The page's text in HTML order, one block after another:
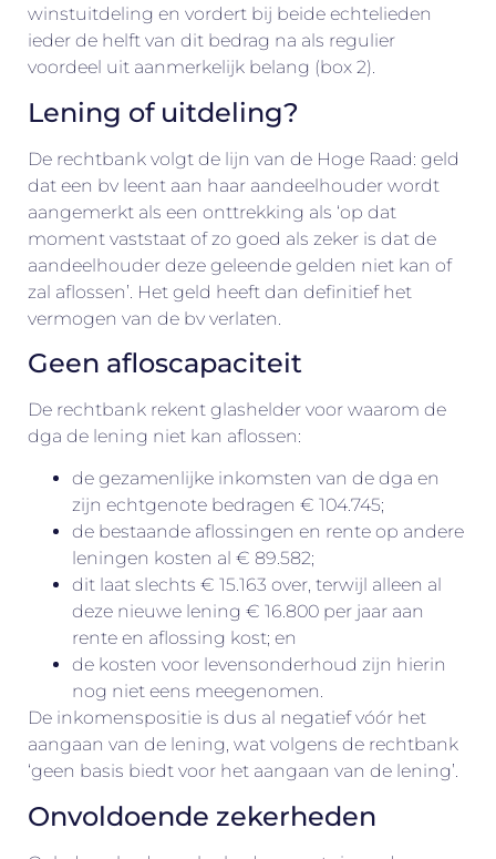
winstuitdeling en vordert bij beide echtelieden
ieder de helft van dit bedrag na als regulier
voordeel uit aanmerkelijk belang (box 2).
Lening of uitdeling?
De rechtbank volgt de lijn van de Hoge Raad: geld
dat een bv leent aan haar aandeelhouder wordt
aangemerkt als een onttrekking als ‘op dat
moment vaststaat of zo goed als zeker is dat de
aandeelhouder deze geleende gelden niet kan of
zal aflossen’. Het geld heeft dan definitief het
vermogen van de bv verlaten.
Geen afloscapaciteit
De rechtbank rekent glashelder voor waarom de
dga de lening niet kan aflossen:
de gezamenlijke inkomsten van de dga en
zijn echtgenote bedragen € 104.745;
de bestaande aflossingen en rente op andere
leningen kosten al € 89.582;
dit laat slechts € 15.163 over, terwijl alleen al
deze nieuwe lening € 16.800 per jaar aan
rente en aflossing kost; en
de kosten voor levensonderhoud zijn hierin
nog niet eens meegenomen.
De inkomenspositie is dus al negatief vóór het
aangaan van de lening, wat volgens de rechtbank
‘geen basis biedt voor het aangaan van de lening’.
Onvoldoende zekerheden